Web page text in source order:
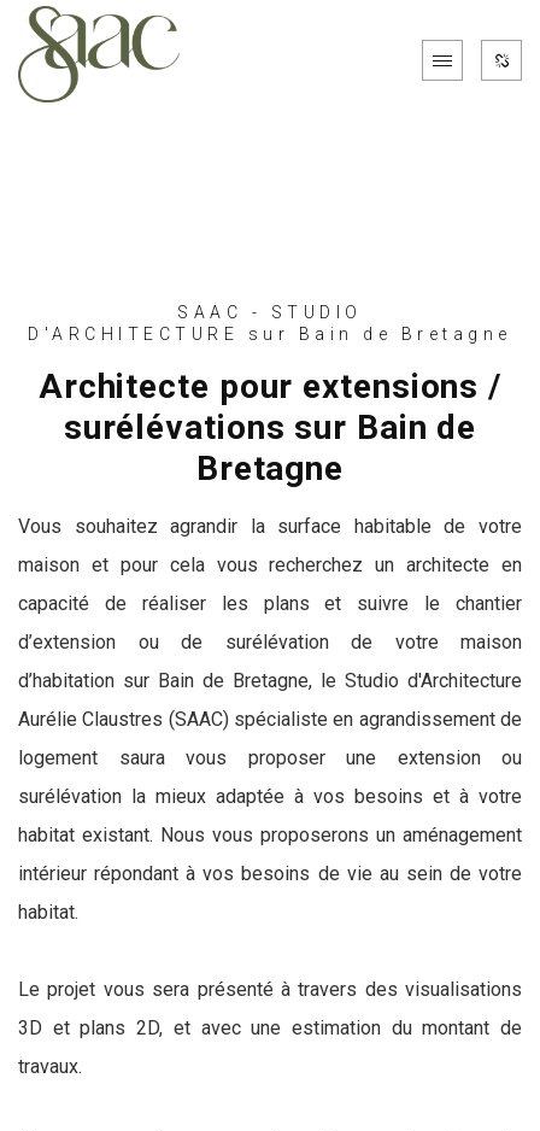
SAAC - STUDIO
D'ARCHITECTURE sur Bain de Bretagne
Architecte pour extensions /
surélévations sur Bain de
Bretagne
Vous souhaitez agrandir la surface habitable de votre
maison et pour cela vous recherchez un architecte en
capacité de réaliser les plans et suivre le chantier
d’extension ou de surélévation de votre maison
d’habitation sur Bain de Bretagne, le Studio d'Architecture
Aurélie Claustres (SAAC) spécialiste en agrandissement de
logement saura vous proposer une extension ou
surélévation la mieux adaptée à vos besoins et à votre
habitat existant. Nous vous proposerons un aménagement
intérieur répondant à vos besoins de vie au sein de votre
habitat.
Le projet vous sera présenté à travers des visualisations
3D et plans 2D, et avec une estimation du montant de
travaux.